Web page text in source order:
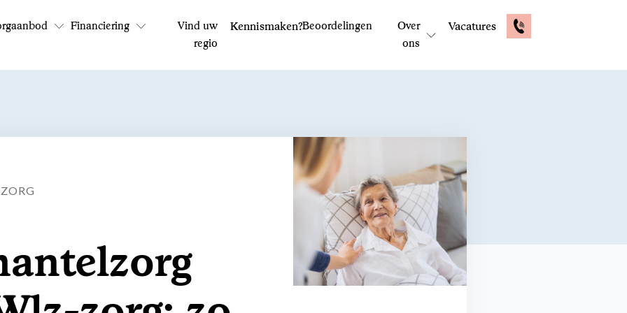
Financiering
Vind uw
regio
Kennismaken?Beoordelingen
Over
ons
Vacatures
Bel ons: 0800 - 1969 E-mail: contactformulier